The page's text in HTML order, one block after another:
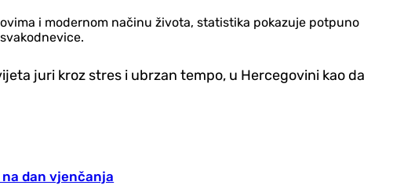
i modernom načinu života, statistika pokazuje potpuno
juri kroz stres i ubrzan tempo, u Hercegovini kao da
dan vjenčanja